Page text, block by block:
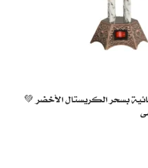
بسحر الكريستال الأخضر 💚